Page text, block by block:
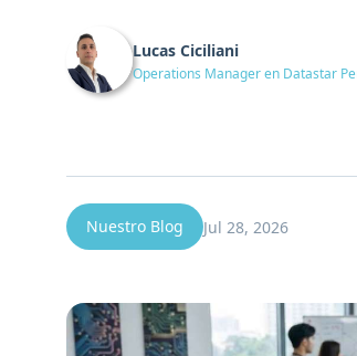
Lucas Ciciliani
Operations Manager en Datastar
Nuestro Blog Jul 28, 2026